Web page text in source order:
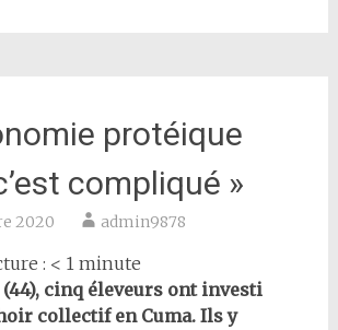
protéique
compliqué »
2020 admin9878
: < 1 minute
cinq éleveurs ont investi
collectif en Cuma. Ils y